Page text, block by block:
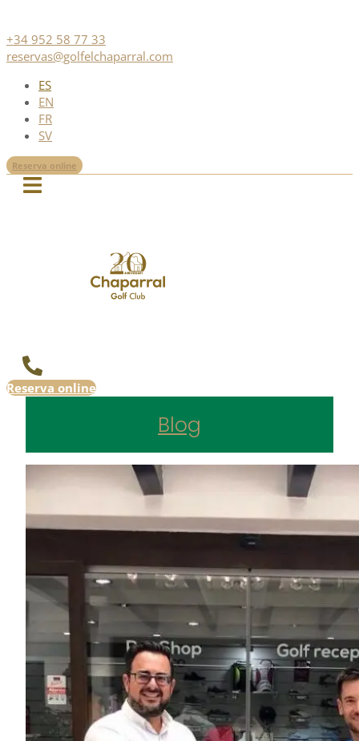
+34 952 58 77 33
reservas@golfelchaparral.com
ES
EN
FR
SV
Reserva online
Reserva online
Blog